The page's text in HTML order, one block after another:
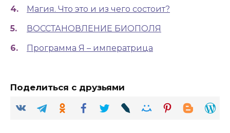
Магия. Что это и из чего состоит?
ВОССТАНОВЛЕНИЕ БИОПОЛЯ
Программа Я – императрица
Поделиться с друзьями